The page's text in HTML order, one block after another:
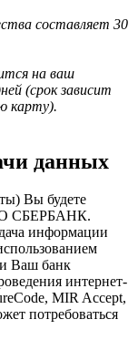
составляет 30
на ваш
(срок зависит
карту).
данных
Вы будете
СБЕРБАНК.
информации
Ваш банк
интернет-
MIR Accept,
потребоваться